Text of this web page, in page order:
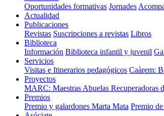
Oportunidades formativas Jornades
Actualidad
Publicaciones
Revistas Suscripciones a revistas Libros
Biblioteca
Información Biblioteca infantil y juvenil
Servicios
Visitas e Itinerarios pedagógicos Caàrem:
Proyectos
MARC: Maestras Abuelas Recuperadoras
Premios
Premio y galardones Marta Mata Premio